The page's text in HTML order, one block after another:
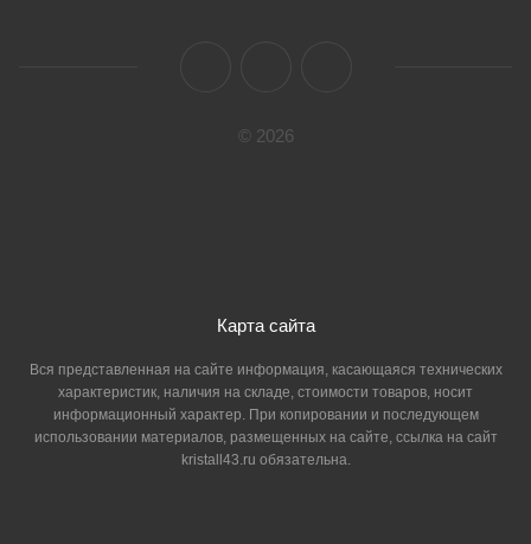
© 2026
Карта сайта
Вся представленная на сайте информация, касающаяся технических
характеристик, наличия на складе, стоимости товаров, носит
информационный характер. При копировании и последующем
использовании материалов, размещенных на сайте, ссылка на сайт
kristall43.ru обязательна.